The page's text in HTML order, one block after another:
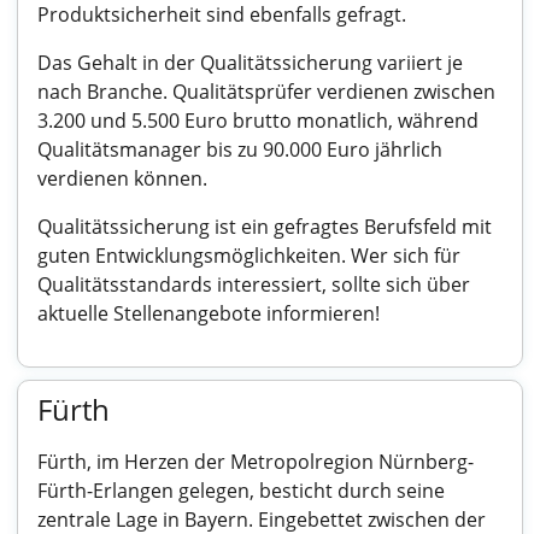
Produktsicherheit sind ebenfalls gefragt.
Das Gehalt in der Qualitätssicherung variiert je
nach Branche. Qualitätsprüfer verdienen zwischen
3.200 und 5.500 Euro brutto monatlich, während
Qualitätsmanager bis zu 90.000 Euro jährlich
verdienen können.
Qualitätssicherung ist ein gefragtes Berufsfeld mit
guten Entwicklungsmöglichkeiten. Wer sich für
Qualitätsstandards interessiert, sollte sich über
aktuelle Stellenangebote informieren!
Fürth
Fürth, im Herzen der Metropolregion Nürnberg-
Fürth-Erlangen gelegen, besticht durch seine
zentrale Lage in Bayern. Eingebettet zwischen der